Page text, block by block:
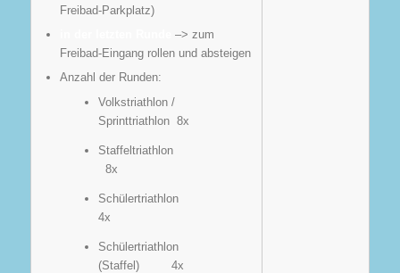
Freibad-Parkplatz)
–> zum
Freibad-Eingang rollen und absteigen
Anzahl der Runden:
Volkstriathlon /
Sprinttriathlon 8x
Staffeltriathlon
8x
Schülertriathlon
4x
Schülertriathlon
(Staffel) 4x